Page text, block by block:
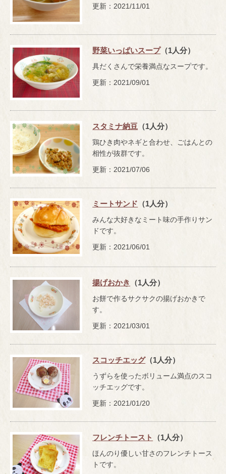
更新：2021/11/01
野菜いっぱいスープ（1人分）
具だくさんで栄養満点なスープです。
更新：2021/09/01
スタミナ納豆 （1人分）
鶏ひき肉やネギと合わせ、ごはんとの
相性が抜群です。
更新：2021/07/06
ミートサンド （1人分）
みんな大好きなミート味の手作りサン
ドです。
更新：2021/06/01
揚げおかき （1人分）
お餅で作るサクサクの揚げおかきで
す。
更新：2021/03/01
スコッチエッグ（1人分）
うずらを使ったボリューム満点のスコ
ッチエッグです。
更新：2021/01/20
フレンチトースト （1人分）
ほんのり優しい甘さのフレンチトース
トです。